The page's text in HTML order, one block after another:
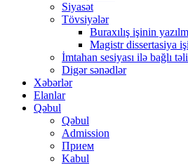
Siyasət
Tövsiyələr
Buraxılış işinin
Magistr dissertasiya
İmtahan sesiyası ilə bağlı
Digər sənədlər
Xəbərlər
Elanlar
Qəbul
Qəbul
Admission
Прием
Kabul